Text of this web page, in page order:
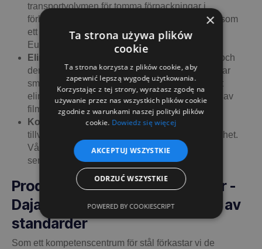
transportvolymen för tomma förpackningar i
förhållande till
. Detta innebär att så många som
ett dussin komplexa enheter ryms på en enda
Europall vid returtransport.
Eliminering av sträckfilm:
Det styva stålnätet och
den mekaniska förslutningen (grind/klaff) skyddar
smådelar och bilkomponenter permanent, vilket
eliminerar kostnaderna för inköp och kassering av
film.
Kompatibilitet med automatiska linjer:
tillverkare garanterar vi dimensionell repeterbarhet.
Vår
pallkragar
inte generera fel på rullbanans
sensorer eller AGV-system.
Produktion av pallförlängningar -
Dajano-teknik och efterlevnad av
standarder
Som ett kompetenscentrum för stål förkastar vi de
×
Ta strona używa plików
cookie
Ta strona korzysta z plików cookie, aby
zapewnić lepszą wygodę użytkowania.
Korzystając z tej strony, wyrażasz zgodę na
używanie przez nas wszystkich plików cookie
zgodnie z warunkami naszej polityki plików
cookie. Dowiedz się więcej
AKCEPTUJ WSZYSTKIE
ODRZUĆ WSZYSTKIE
POWERED BY COOKIESCRIPT